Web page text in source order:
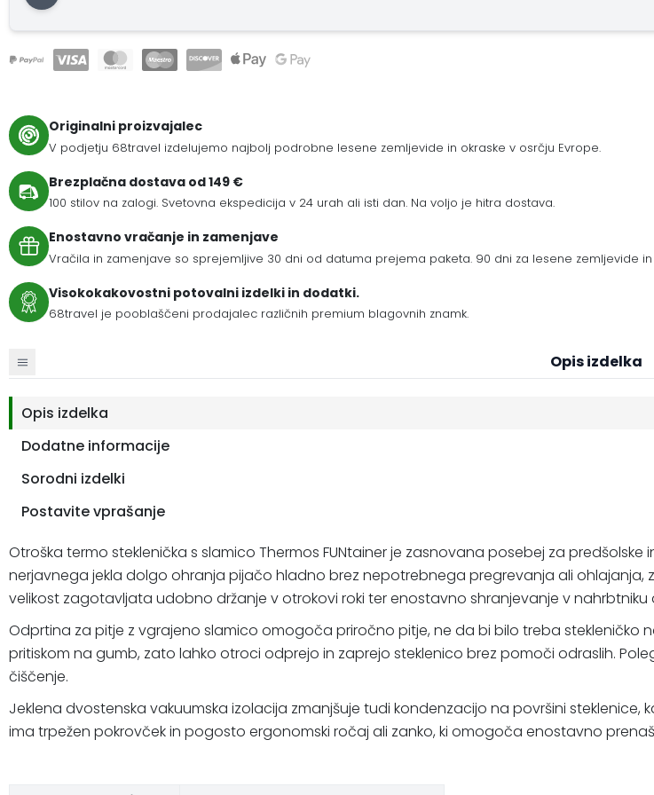
Originalni proizvajalec
V podjetju 68travel izdelujemo najbolj podrobne lesene zemljevide in okraske v osrčju Evrope.
Brezplačna dostava od 149 €
100 stilov na zalogi. Svetovna ekspedicija v 24 urah ali isti dan. Na voljo je hitra dostava.
Enostavno vračanje in zamenjave
Vračila in zamenjave so sprejemljive 30 dni od datuma prejema paketa. 90 dni za lesene zemljevide
Visokokakovostni potovalni izdelki in dodatki.
68travel je pooblaščeni prodajalec različnih premium blagovnih znamk.
Opis izdelka
Opis izdelka
Dodatne informacije
Sorodni izdelki
Postavite vprašanje
Otroška termo steklenička s slamico Thermos FUNtainer je zasnovana posebej za
nerjavnega jekla dolgo ohranja pijačo hladno brez nepotrebnega pregrevanja ali ohlajanja,
velikost zagotavljata udobno držanje v otrokovi roki ter enostavno shranjevanje v nahrbtniku
Odprtina za pitje z vgrajeno slamico omogoča priročno pitje, ne da bi bilo treba stekleničko
pritiskom na gumb, zato lahko otroci odprejo in zaprejo steklenico brez pomoči odraslih.
čiščenje.
Jeklena dvostenska vakuumska izolacija zmanjšuje tudi kondenzacijo na površini steklenice,
ima trpežen pokrovček in pogosto ergonomski ročaj ali zanko, ki omogoča enostavno